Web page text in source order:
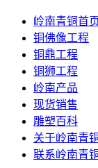
岭南青铜首
铜佛像工程
铜鼎工程
铜狮工程
岭南产品
现货销售
雕塑百科
关于岭南青铜
联系岭南青铜